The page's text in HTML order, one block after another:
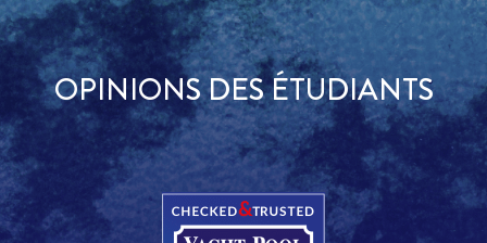
OPINIONS DES ÉTUDIANTS